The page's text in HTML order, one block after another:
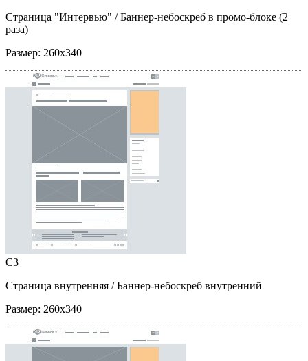
Страница "Интервью" / Баннер-небоскреб в промо-блоке (2
раза)
Размер: 260x340
C3
Страница внутренняя / Баннер-небоскреб внутренний
Размер: 260x340